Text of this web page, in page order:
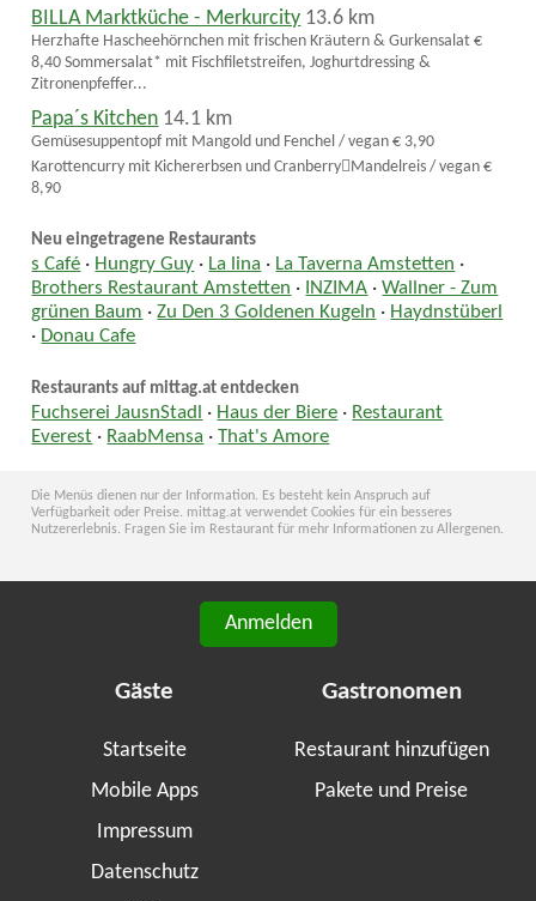
BILLA Marktküche - Merkurcity 13.6 km
Herzhafte Hascheehörnchen mit frischen Kräutern & Gurkensalat €
8,40 Sommersalat* mit Fischfiletstreifen, Joghurtdressing &
Zitronenpfeffer...
Papa´s Kitchen 14.1 km
Gemüsesuppentopf mit Mangold und Fenchel / vegan € 3,90
Karottencurry mit Kichererbsen und Cranberry￾Mandelreis / vegan €
8,90
Neu eingetragene Restaurants
s Café · Hungry Guy · La lina · La Taverna Amstetten ·
Brothers Restaurant Amstetten · INZIMA ·Wallner - Zum
grünen Baum ·Zu Den 3 Goldenen Kugeln · Haydnstüberl
· Donau Cafe
Restaurants auf mittag.at entdecken
Fuchserei JausnStadl · Haus der Biere · Restaurant
Everest · RaabMensa · That's Amore
Die Menüs dienen nur der Information. Es besteht kein Anspruch auf
Verfügbarkeit oder Preise. mittag.at verwendet Cookies für ein besseres
Nutzererlebnis. Fragen Sie im Restaurant für mehr Informationen zu Allergenen.
Anmelden
Gäste
Startseite
Mobile Apps
Impressum
Datenschutz
Gastronomen
Restaurant hinzufügen
Pakete und Preise